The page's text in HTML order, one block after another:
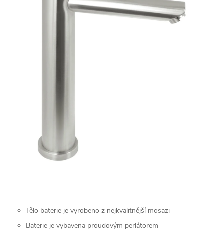
Tělo baterie je vyrobeno z nejkvalitnější mosazi
Baterie je vybavena proudovým perlátorem